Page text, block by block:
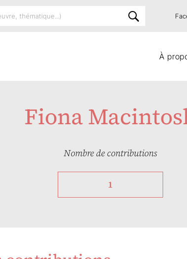
À
Fiona
Nombre de contributions
1